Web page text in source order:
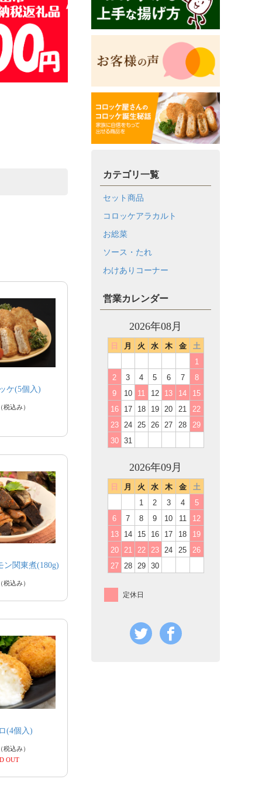
ケ(5個入)
（税込み）
ン関東煮(180g)
（税込み）
(4個入)
（税込み）
OUT
カテゴリ一覧
セット商品
コロッケアラカルト
お総菜
ソース・たれ
わけありコーナー
営業カレンダー
2026年08月
日 月 火 水 木 金
土
1
2
3 4 5 6 7
8
9
10 11 12 13 14
15
16
17 18 19 20 21
22
23
24 25 26 27 28
29
30
31
2026年09月
日 月 火 水 木 金
土
1
2 3 4
5
6
7 8 9 10 11
12
13
14 15 16 17 18
19
20
21 22 23 24 25
26
27
28 29 30
定休日